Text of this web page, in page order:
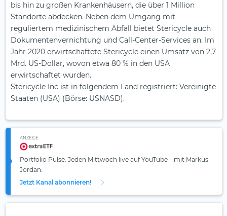
bis hin zu großen Krankenhäusern, die über 1 Million
Standorte abdecken. Neben dem Umgang mit
reguliertem medizinischem Abfall bietet Stericycle auch
Dokumentenvernichtung und Call-Center-Services an. Im
Jahr 2020 erwirtschaftete Stericycle einen Umsatz von 2,7
Mrd. US-Dollar, wovon etwa 80 % in den USA
erwirtschaftet wurden.
Stericycle Inc ist in folgendem Land registriert: Vereinigte
Staaten (USA) (Börse: USNASD).
ANZEIGE
Portfolio Pulse: Jeden Mittwoch live auf YouTube – mit Markus
Jordan.
Jetzt Kanal abonnieren!